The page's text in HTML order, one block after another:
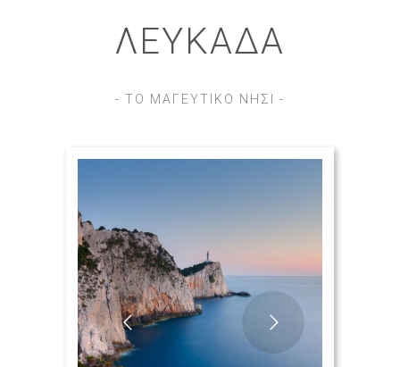
ΛΕΥΚΑΔΑ
- ΤΟ ΜΑΓΕΥΤΙΚΟ ΝΗΣΙ -